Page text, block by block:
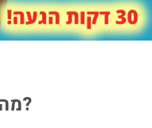
מה עכברים מחפשים בבתים?